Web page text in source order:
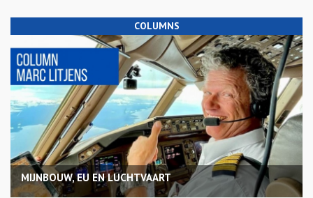
COLUMNS
MIJNBOUW, EU EN LUCHTVAART